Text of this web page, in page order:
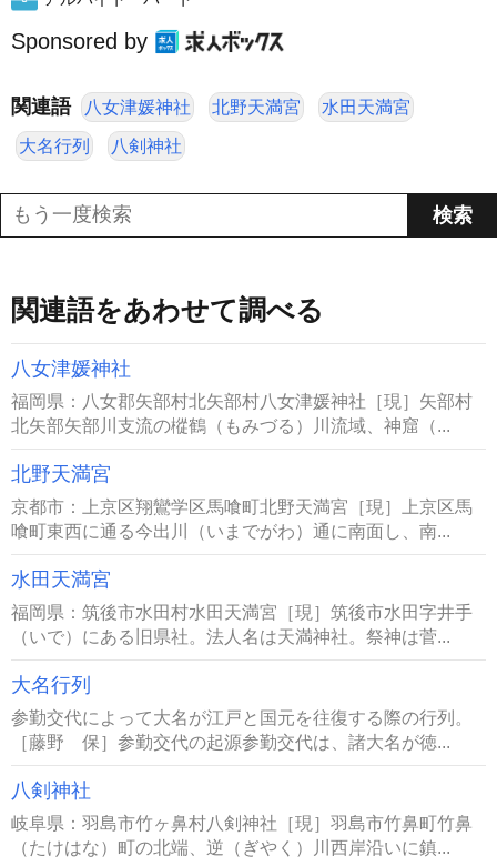
Sponsored by
関連語 八女津媛神社 北野天満宮 水田天満宮
大名行列 八剣神社
関連語をあわせて調べる
八女津媛神社
福岡県：八女郡矢部村北矢部村八女津媛神社［現］矢部村
北矢部矢部川支流の樅鶴（もみづる）川流域、神窟（...
北野天満宮
京都市：上京区翔鸞学区馬喰町北野天満宮［現］上京区馬
喰町東西に通る今出川（いまでがわ）通に南面し、南...
水田天満宮
福岡県：筑後市水田村水田天満宮［現］筑後市水田字井手
（いで）にある旧県社。法人名は天満神社。祭神は菅...
大名行列
参勤交代によって大名が江戸と国元を往復する際の行列。
［藤野 保］参勤交代の起源参勤交代は、諸大名が徳...
八剣神社
岐阜県：羽島市竹ヶ鼻村八剣神社［現］羽島市竹鼻町竹鼻
（たけはな）町の北端、逆（ぎやく）川西岸沿いに鎮...